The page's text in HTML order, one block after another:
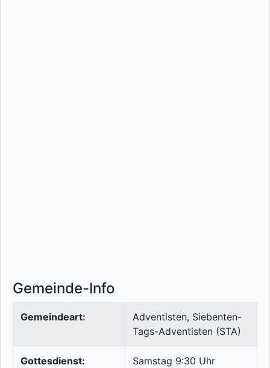
Gemeinde-Info
Gemeindeart:
Adventisten, Siebenten-
Tags-Adventisten (STA)
Gottesdienst: Samstag 9:30 Uhr